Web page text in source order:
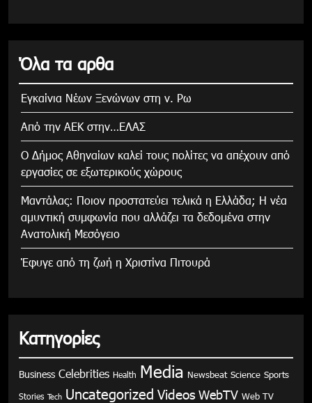
Όλα τα αρθα
Εγκαίνια Νέων Ξενώνων στη ν. Ρω
Από την ΑΕΚ στην…ΕΛΑΣ
Ο Δήμος Αθηναίων καλεί τους πολίτες να απέχουν από
εργασίες σε εξωτερικούς χώρους
Μαντάλας: Ποιον προστατεύει τελικά η Ελλάδα; Η νέα
αμυντική συμφωνία που αλλάζει τα δεδομένα στην
Ανατολική Μεσόγειο
Έφυγε από τη ζωή η Χριστίνα Πιτουρά
Κατηγορίες
Business Celebrities Health Media Newsbeat Science Sports
Stories Tech Uncategorized Videos WebTV Web TV